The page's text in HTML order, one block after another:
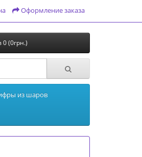
Оформление заказа
0 (0грн.)
из шаров